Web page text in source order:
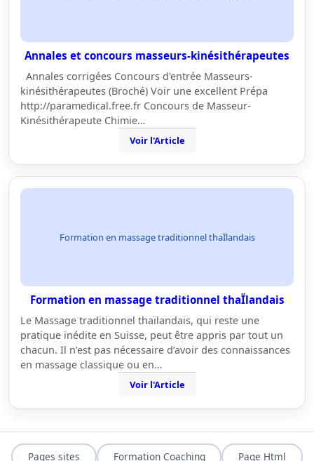
Annales et concours masseurs-kinésithérapeutes
Annales corrigées Concours d'entrée Masseurs-
kinésithérapeutes (Broché) Voir une excellent Prépa
http://paramedical.free.fr Concours de Masseur-
Kinésithérapeute Chimie…
Voir l'Article
Formation en massage traditionnel thaÏlandais
Formation en massage traditionnel thaÏlandais
Le Massage traditionnel thaïlandais, qui reste une
pratique inédite en Suisse, peut être appris par tout un
chacun. Il n’est pas nécessaire d’avoir des connaissances
en massage classique ou en…
Voir l'Article
Pages sites Formation Coaching Page Html